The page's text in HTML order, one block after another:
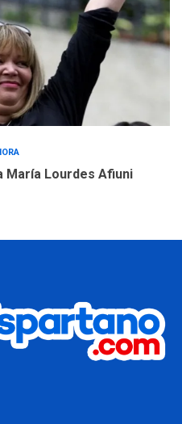
María Lourdes Afiuni